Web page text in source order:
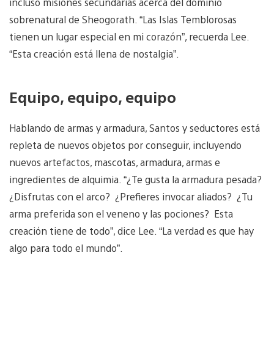
sobrenatural de Sheogorath. “Las Islas Temblorosas
tienen un lugar especial en mi corazón”, recuerda Lee.
“Esta creación está llena de nostalgia”.
Equipo, equipo, equipo
Hablando de armas y armadura, Santos y seductores está
repleta de nuevos objetos por conseguir, incluyendo
nuevos artefactos, mascotas, armadura, armas e
ingredientes de alquimia. “¿Te gusta la armadura pesada?
¿Disfrutas con el arco? ¿Prefieres invocar aliados? ¿Tu
arma preferida son el veneno y las pociones? Esta
creación tiene de todo”, dice Lee. “La verdad es que hay
algo para todo el mundo”.